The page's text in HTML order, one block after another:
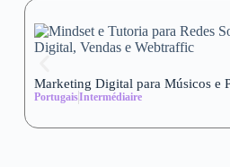
Marketing Digital para Músicos e
PortugaisIntermédiaire